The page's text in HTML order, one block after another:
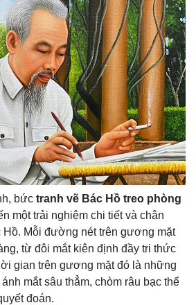
bức tranh vẽ Bác Hồ treo phòng
một trải nghiệm chi tiết và chân
Hồ. Mỗi đường nét trên gương mặt
từ đôi mắt kiên định đầy tri thức
gian trên gương mặt đó là những
mắt sâu thẳm, chòm râu bạc thể
đoán.